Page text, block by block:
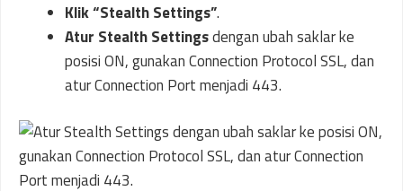
Klik “Stealth Settings”.
Atur Stealth Settingsdengan ubah saklar ke
posisi ON, gunakan Connection Protocol SSL, dan
atur Connection Port menjadi 443.